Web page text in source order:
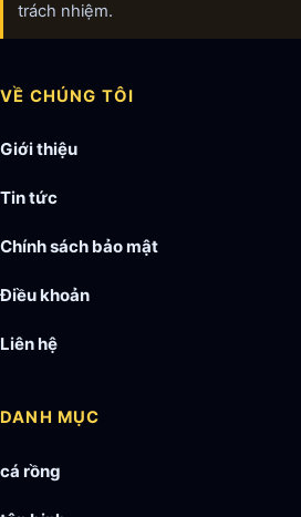
trách nhiệm.
VỀ CHÚNG TÔI
Giới thiệu
Tin tức
Chính sách bảo mật
Điều khoản
Liên hệ
DANH MỤC
cá rồng